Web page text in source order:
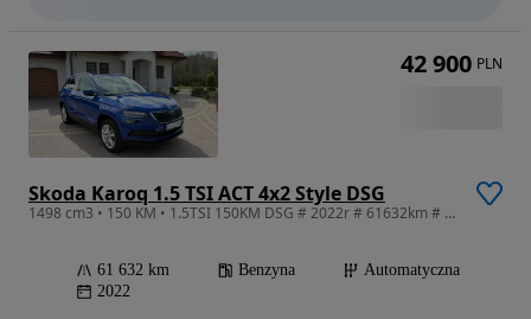
Skoda Karoq 1.5 TSI ACT 4x2 Style DSG
1498 cm3 • 150 KM • 1.5TSI 150KM DSG # 2022r # 61632km # salon PL # VAT23
61 632 km Benzyna
Automatyczna
2022
42 900 PLN